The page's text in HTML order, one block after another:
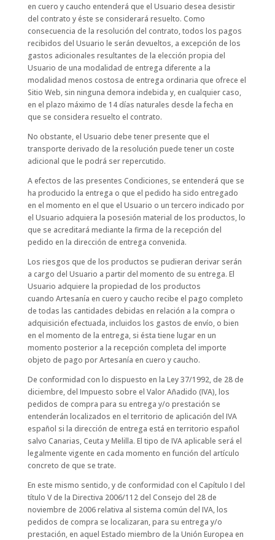
en cuero y caucho entenderá que el Usuario desea desistir
del contrato y éste se considerará resuelto. Como
consecuencia de la resolución del contrato, todos los pagos
recibidos del Usuario le serán devueltos, a excepción de los
gastos adicionales resultantes de la elección propia del
Usuario de una modalidad de entrega diferente a la
modalidad menos costosa de entrega ordinaria que ofrece el
Sitio Web, sin ninguna demora indebida y, en cualquier caso,
en el plazo máximo de 14 días naturales desde la fecha en
que se considera resuelto el contrato.
No obstante, el Usuario debe tener presente que el
transporte derivado de la resolución puede tener un coste
adicional que le podrá ser repercutido.
A efectos de las presentes Condiciones, se entenderá que se
ha producido la entrega o que el pedido ha sido entregado
en el momento en el que el Usuario o un tercero indicado por
el Usuario adquiera la posesión material de los productos, lo
que se acreditará mediante la firma de la recepción del
pedido en la dirección de entrega convenida.
Los riesgos que de los productos se pudieran derivar serán
a cargo del Usuario a partir del momento de su entrega. El
Usuario adquiere la propiedad de los productos
cuando Artesanía en cuero y caucho recibe el pago completo
de todas las cantidades debidas en relación a la compra o
adquisición efectuada, incluidos los gastos de envío, o bien
en el momento de la entrega, si ésta tiene lugar en un
momento posterior a la recepción completa del importe
objeto de pago por Artesanía en cuero y caucho.
De conformidad con lo dispuesto en la Ley 37/1992, de 28 de
diciembre, del Impuesto sobre el Valor Añadido (IVA), los
pedidos de compra para su entrega y/o prestación se
entenderán localizados en el territorio de aplicación del IVA
español si la dirección de entrega está en territorio español
salvo Canarias, Ceuta y Melilla. El tipo de IVA aplicable será el
legalmente vigente en cada momento en función del artículo
concreto de que se trate.
En este mismo sentido, y de conformidad con el Capítulo I del
título V de la Directiva 2006/112 del Consejo del 28 de
noviembre de 2006 relativa al sistema común del IVA, los
pedidos de compra se localizaran, para su entrega y/o
prestación, en aquel Estado miembro de la Unión Europea en